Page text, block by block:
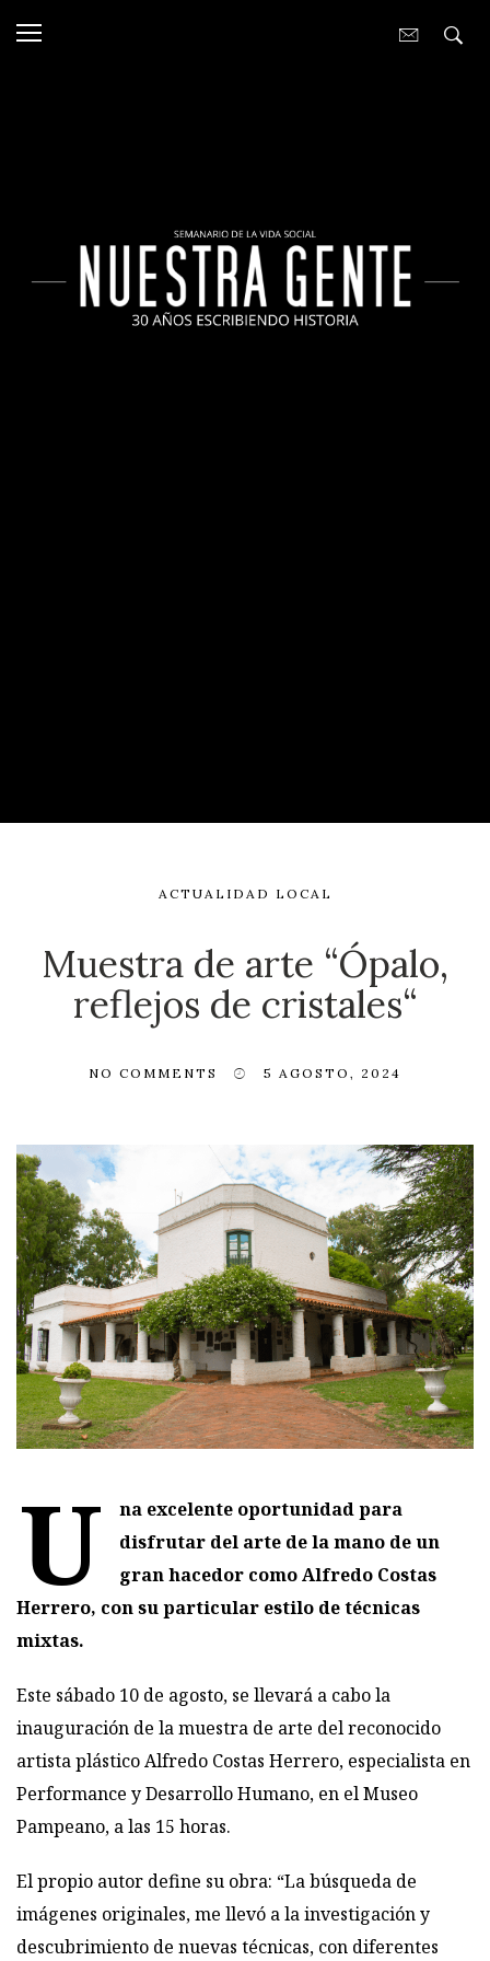
ACTUALIDAD LOCAL
Muestra de arte “Ópalo,
reflejos de cristales“
NO COMMENTS 5 AGOSTO, 2024
U
na excelente oportunidad para
disfrutar del arte de la mano de un
gran hacedor como Alfredo Costas
Herrero, con su particular estilo de técnicas
mixtas.
Este sábado 10 de agosto, se llevará a cabo la
inauguración de la muestra de arte del reconocido
artista plástico Alfredo Costas Herrero, especialista en
Performance y Desarrollo Humano, en el Museo
Pampeano, a las 15 horas.
El propio autor define su obra: “La búsqueda de
imágenes originales, me llevó a la investigación y
descubrimiento de nuevas técnicas, con diferentes